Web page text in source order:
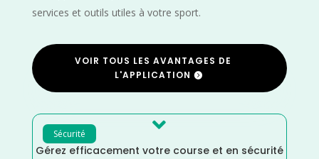
services et outils utiles à votre sport.
VOIR TOUS LES AVANTAGES DE
L'APPLICATION
Sécurité 
Gérez efficacement votre course et en sécurité